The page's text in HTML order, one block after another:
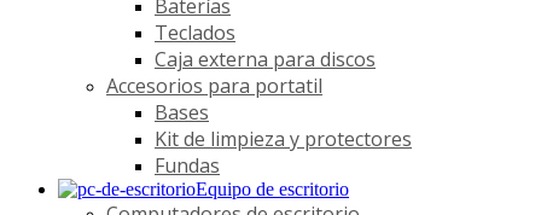
Baterías
Teclados
Caja externa para discos
Accesorios para portatil
Bases
Kit de limpieza y protectores
Fundas
Equipo de escritorio